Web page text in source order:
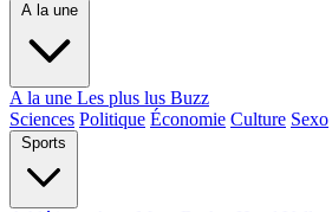
A la une
A la une Les plus lus Buzz
Sciences Politique Économie Culture Sexo
Sports